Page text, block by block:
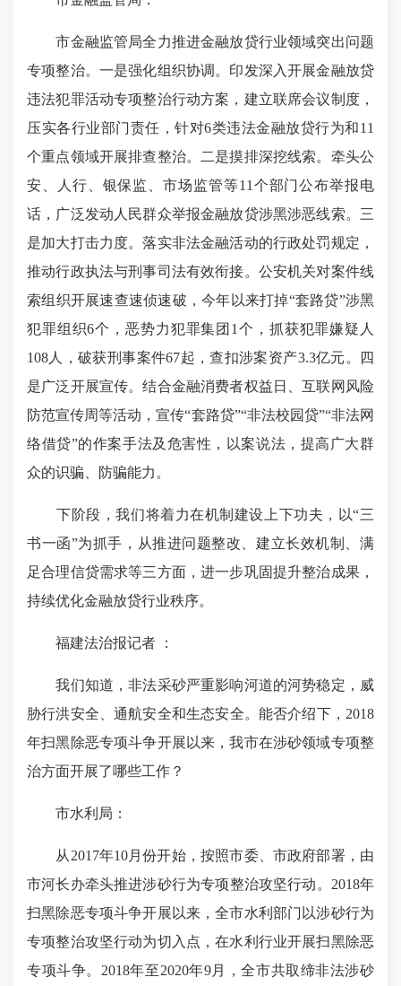
市金融监管局全力推进金融放贷行业领域突出问题
专项整治。一是强化组织协调。印发深入开展金融放贷
违法犯罪活动专项整治行动方案，建立联席会议制度，
压实各行业部门责任，针对6类违法金融放贷行为和11
个重点领域开展排查整治。二是摸排深挖线索。牵头公
安、人行、银保监、市场监管等11个部门公布举报电
话，广泛发动人民群众举报金融放贷涉黑涉恶线索。三
是加大打击力度。落实非法金融活动的行政处罚规定，
推动行政执法与刑事司法有效衔接。公安机关对案件线
索组织开展速查速侦速破，今年以来打掉“套路贷”涉黑
犯罪组织6个，恶势力犯罪集团1个，抓获犯罪嫌疑人
108人，破获刑事案件67起，查扣涉案资产3.3亿元。四
是广泛开展宣传。结合金融消费者权益日、互联网风险
防范宣传周等活动，宣传“套路贷”“非法校园贷”“非法网
络借贷”的作案手法及危害性，以案说法，提高广大群
众的识骗、防骗能力。
下阶段，我们将着力在机制建设上下功夫，以“三
书一函”为抓手，从推进问题整改、建立长效机制、满
足合理信贷需求等三方面，进一步巩固提升整治成果，
持续优化金融放贷行业秩序。
福建法治报记者 ：
我们知道，非法采砂严重影响河道的河势稳定，威
胁行洪安全、通航安全和生态安全。能否介绍下，2018
年扫黑除恶专项斗争开展以来，我市在涉砂领域专项整
治方面开展了哪些工作？
市水利局：
从2017年10月份开始，按照市委、市政府部署，由
市河长办牵头推进涉砂行为专项整治攻坚行动。2018年
扫黑除恶专项斗争开展以来，全市水利部门以涉砂行为
专项整治攻坚行动为切入点，在水利行业开展扫黑除恶
专项斗争。2018年至2020年9月，全市共取缔非法涉砂